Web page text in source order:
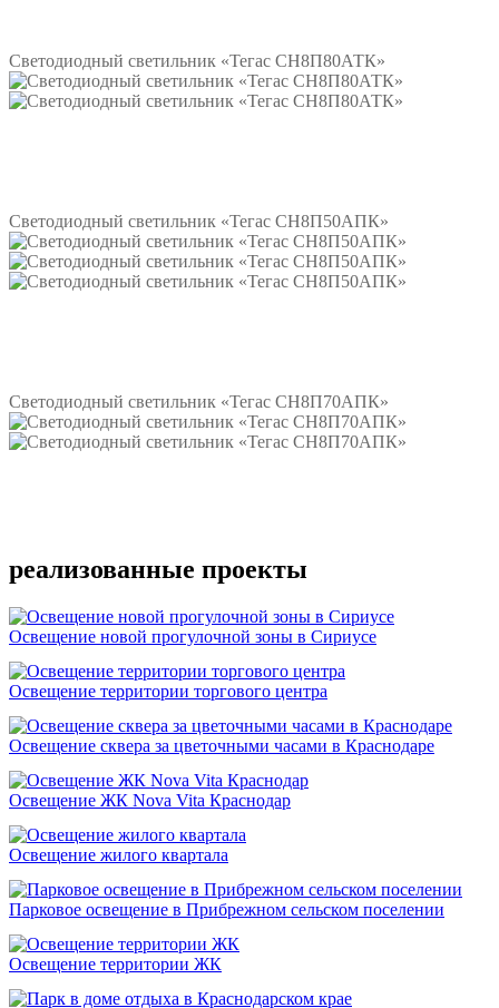
Светодиодный светильник «Тегас СН8П80АТК»
Светодиодный светильник «Тегас СН8П50АПК»
Светодиодный светильник «Тегас СН8П70АПК»
реализованные проекты
Освещение новой прогулочной зоны в Сириусе
Освещение территории торгового центра
Освещение сквера за цветочными часами в Краснодаре
Освещение ЖК Nova Vita Краснодар
Освещение жилого квартала
Парковое освещение в Прибрежном сельском поселении
Освещение территории ЖК